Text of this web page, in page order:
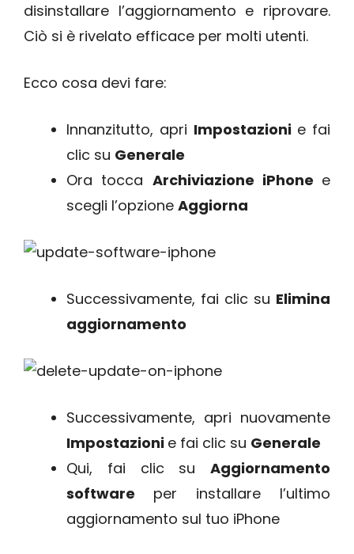
disinstallare l’aggiornamento e riprovare.
Ciò si è rivelato efficace per molti utenti.
Ecco cosa devi fare:
Innanzitutto, apri Impostazioni e fai
clic su Generale
Ora tocca Archiviazione iPhone e
scegli l’opzione Aggiorna
Successivamente, fai clic su Elimina
aggiornamento
Successivamente, apri nuovamente
Impostazioni e fai clic su Generale
Qui, fai clic su Aggiornamento
software per installare l’ultimo
aggiornamento sul tuo iPhone